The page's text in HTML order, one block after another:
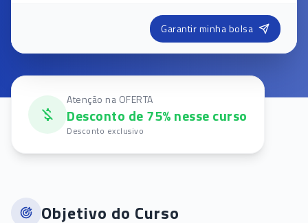
Garantir minha bolsa
Atenção na OFERTA
Desconto de 75% nesse curso
Desconto exclusivo
Objetivo do Curso